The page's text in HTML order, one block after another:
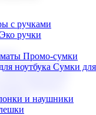
с ручками
Эко ручки
Промо-сумки
ноутбука Сумки для
и наушники
аккумуляторами
ежедневниками